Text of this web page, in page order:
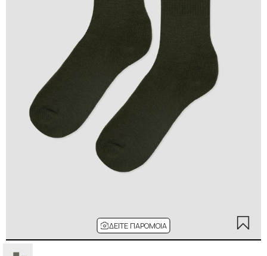
ΔΕΊΤΕ ΠΑΡΌΜΟΙΑ